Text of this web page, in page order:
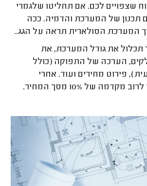
שצפויים לכם. אם תחליטו שלגמרי
תכנון של המערכת והדמיה. ככה
המערכת הסולארית תראה על הגג..
את גודל המערכת, את
הערכה של התפוקה (כולל
פירוט מחירים ועוד. אחרי
של 10% מסך המחיר.